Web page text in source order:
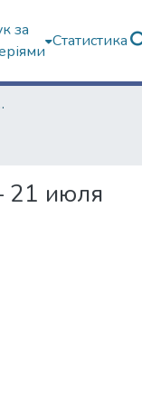
за
Статистика
21 июля